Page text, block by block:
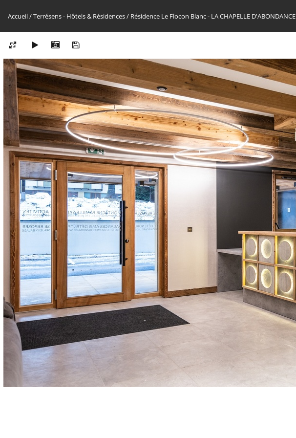
Accueil/Terrésens - Hôtels & Résidences/ Résidence Le Flocon Blanc - LA CHAPELLE D'ABONDANCE